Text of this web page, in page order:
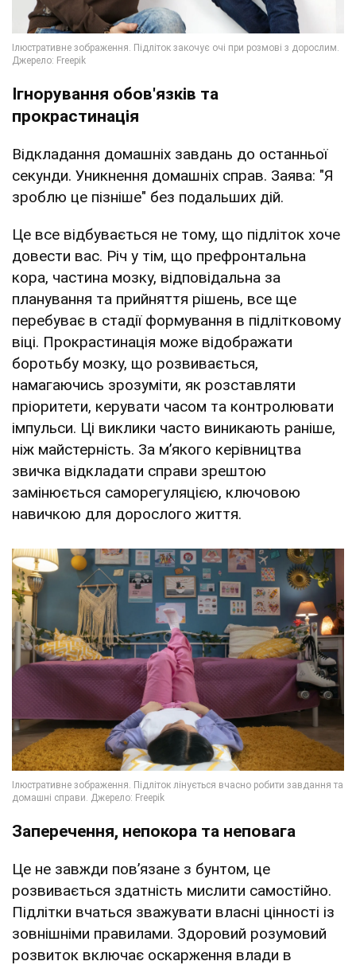
Ігнорування обов'язків та
прокрастинація
Відкладання домашніх завдань до останньої
секунди. Уникнення домашніх справ. Заява: "Я
зроблю це пізніше" без подальших дій.
Це все відбувається не тому, що підліток хоче
довести вас. Річ у тім, що префронтальна
кора, частина мозку, відповідальна за
планування та прийняття рішень, все ще
перебуває в стадії формування в підлітковому
віці. Прокрастинація може відображати
боротьбу мозку, що розвивається,
намагаючись зрозуміти, як розставляти
пріоритети, керувати часом та контролювати
імпульси. Ці виклики часто виникають раніше,
ніж майстерність. За м’якого керівництва
звичка відкладати справи зрештою
замінюється саморегуляцією, ключовою
навичкою для дорослого життя.
Заперечення, непокора та неповага
Це не завжди пов’язане з бунтом, це
розвивається здатність мислити самостійно.
Підлітки вчаться зважувати власні цінності із
зовнішніми правилами. Здоровий розумовий
розвиток включає оскарження влади в